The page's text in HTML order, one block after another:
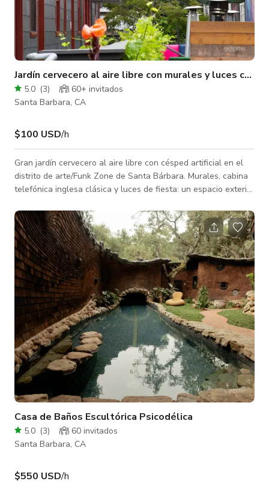
Jardín cervecero al aire libre con murales y luces cerca
5.0 (3)
60+ invitados
Santa Barbara, CA
$100 USD/h
Gran jardín cervecero al aire libre con césped artificial en el
distrito de arte/Funk Zone de Santa Bárbara. Murales, cabina
telefónica inglesa clásica y luces de fiesta: un espacio exterior
interesado en organizar un evento privado con nosotros, por
favor envíe un correo a events@brassbearbrewing.com para
obtener una cotización. El precio de compra total y la tarifa de
compra del lugar que se indican aquí solo aplican pa
Casa de Baños Escultórica Psicodélica
5.0 (3)
60 invitados
Santa Barbara, CA
$550 USD/h